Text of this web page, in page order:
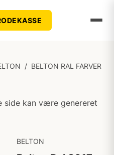
/ BELTON RAL FARVER
side kan være genereret
BELTON